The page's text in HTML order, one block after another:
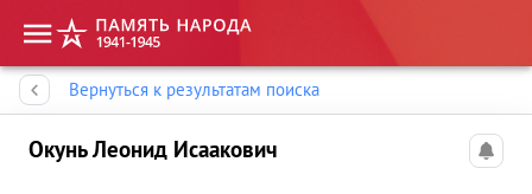
Вернуться к результатам поиска
Окунь Леонид Исаакович
Память народа